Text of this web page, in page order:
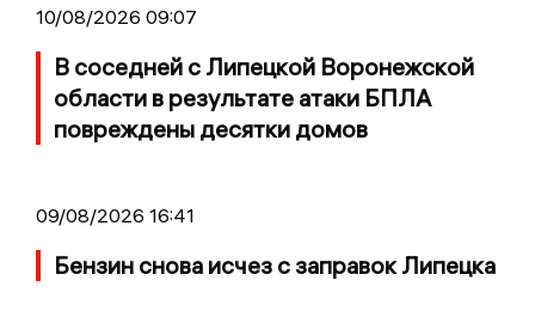
10/08/2026 09:07
В соседней с Липецкой Воронежской
области в результате атаки БПЛА
повреждены десятки домов
09/08/2026 16:41
Бензин снова исчез с заправок Липецка